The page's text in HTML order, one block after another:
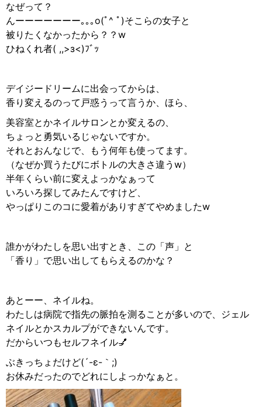
なぜって？
んーーーーーーー｡｡｡o(ﾟ^ ﾟ)そこらの女子と
被りたくなかったから？？w
ひねくれ者( ,,>з<)ﾌﾞｯ
デイジードリームに出会ってからは、
香り変えるのって戸惑うって言うか、ほら、
美容室とかネイルサロンとか変えるの、
ちょっと勇気いるじゃないですか。
それとおんなじで、もう何年も使ってます。
（なぜか買うたびにボトルの大きさ違うw）
半年くらい前に変えよっかなぁって
いろいろ探してみたんですけど、
やっぱりこのコに愛着がありすぎてやめましたw
誰かがわたしを思い出すとき、この「声」と
「香り」で思い出してもらえるのかな？
あとーー、ネイルね。
わたしは病院で指先の脈拍を測ることが多いので、ジェル
ネイルとかスカルプができないんです。
だからいつもセルフネイル💅
ぶきっちょだけど(´-ε-｀;)
お休みだったのでどれにしよっかなぁと。